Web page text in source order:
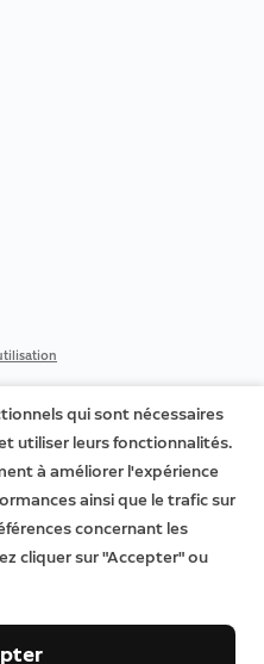
qui sont nécessaires
utiliser leurs fonctionnalités.
à améliorer l'expérience
ainsi que le trafic sur
concernant les
cliquer sur "Accepter" ou